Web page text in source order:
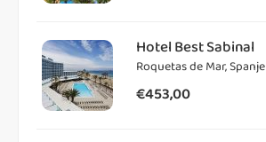
Hotel Best Sabinal
Roquetas de Mar, Spanje
€453,00